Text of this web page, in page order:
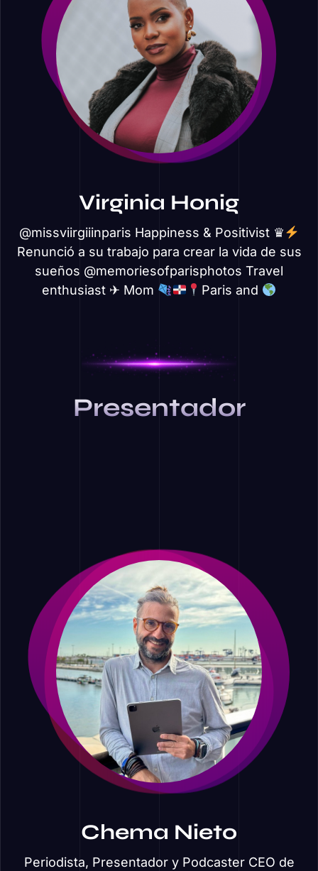
Virginia Honig
@missviirgiiinparis Happiness & Positivist ♛
Renunció a su trabajo para crear la vida de sus
sueños @memoriesofparisphotos Travel
enthusiast ✈ Mom
Paris and
Presentador
Chema Nieto
Periodista, Presentador y Podcaster CEO de